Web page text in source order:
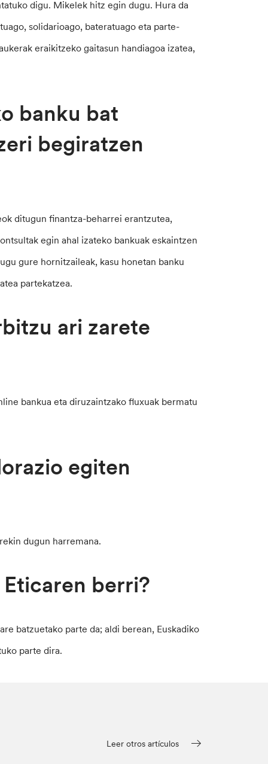
digu. Mikelek hitz egin dugu. Hura da
solidarioago, bateratuago eta parte-
eraikitzeko gaitasun handiagoa izatea,
banku bat
begiratzen
ditugun finantza-beharrei erantzutea,
egin ahal izateko bankuak eskaintzen
gure hornitzaileak, kasu honetan banku
partekatzea.
ari zarete
bankua eta diruzaintzako fluxuak bermatu
egiten
dugun harremana.
berri?
batzuetako parte da; aldi berean, Euskadiko
parte dira.
Leer otros artículos